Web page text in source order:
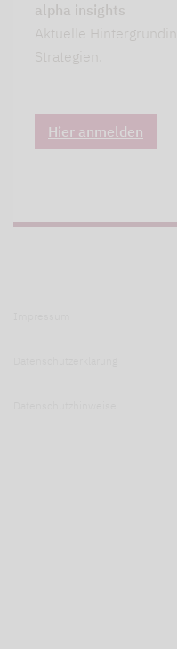
alpha insights
Aktuelle
Strategien.
Hier anmelden